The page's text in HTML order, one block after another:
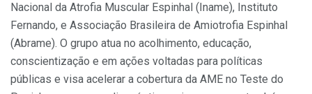
Nacional da Atrofia Muscular Espinhal (Iname), Instituto
Fernando, e Associação Brasileira de Amiotrofia Espinhal
(Abrame). O grupo atua no acolhimento, educação,
conscientização e em ações voltadas para políticas
públicas e visa acelerar a cobertura da AME no Teste do